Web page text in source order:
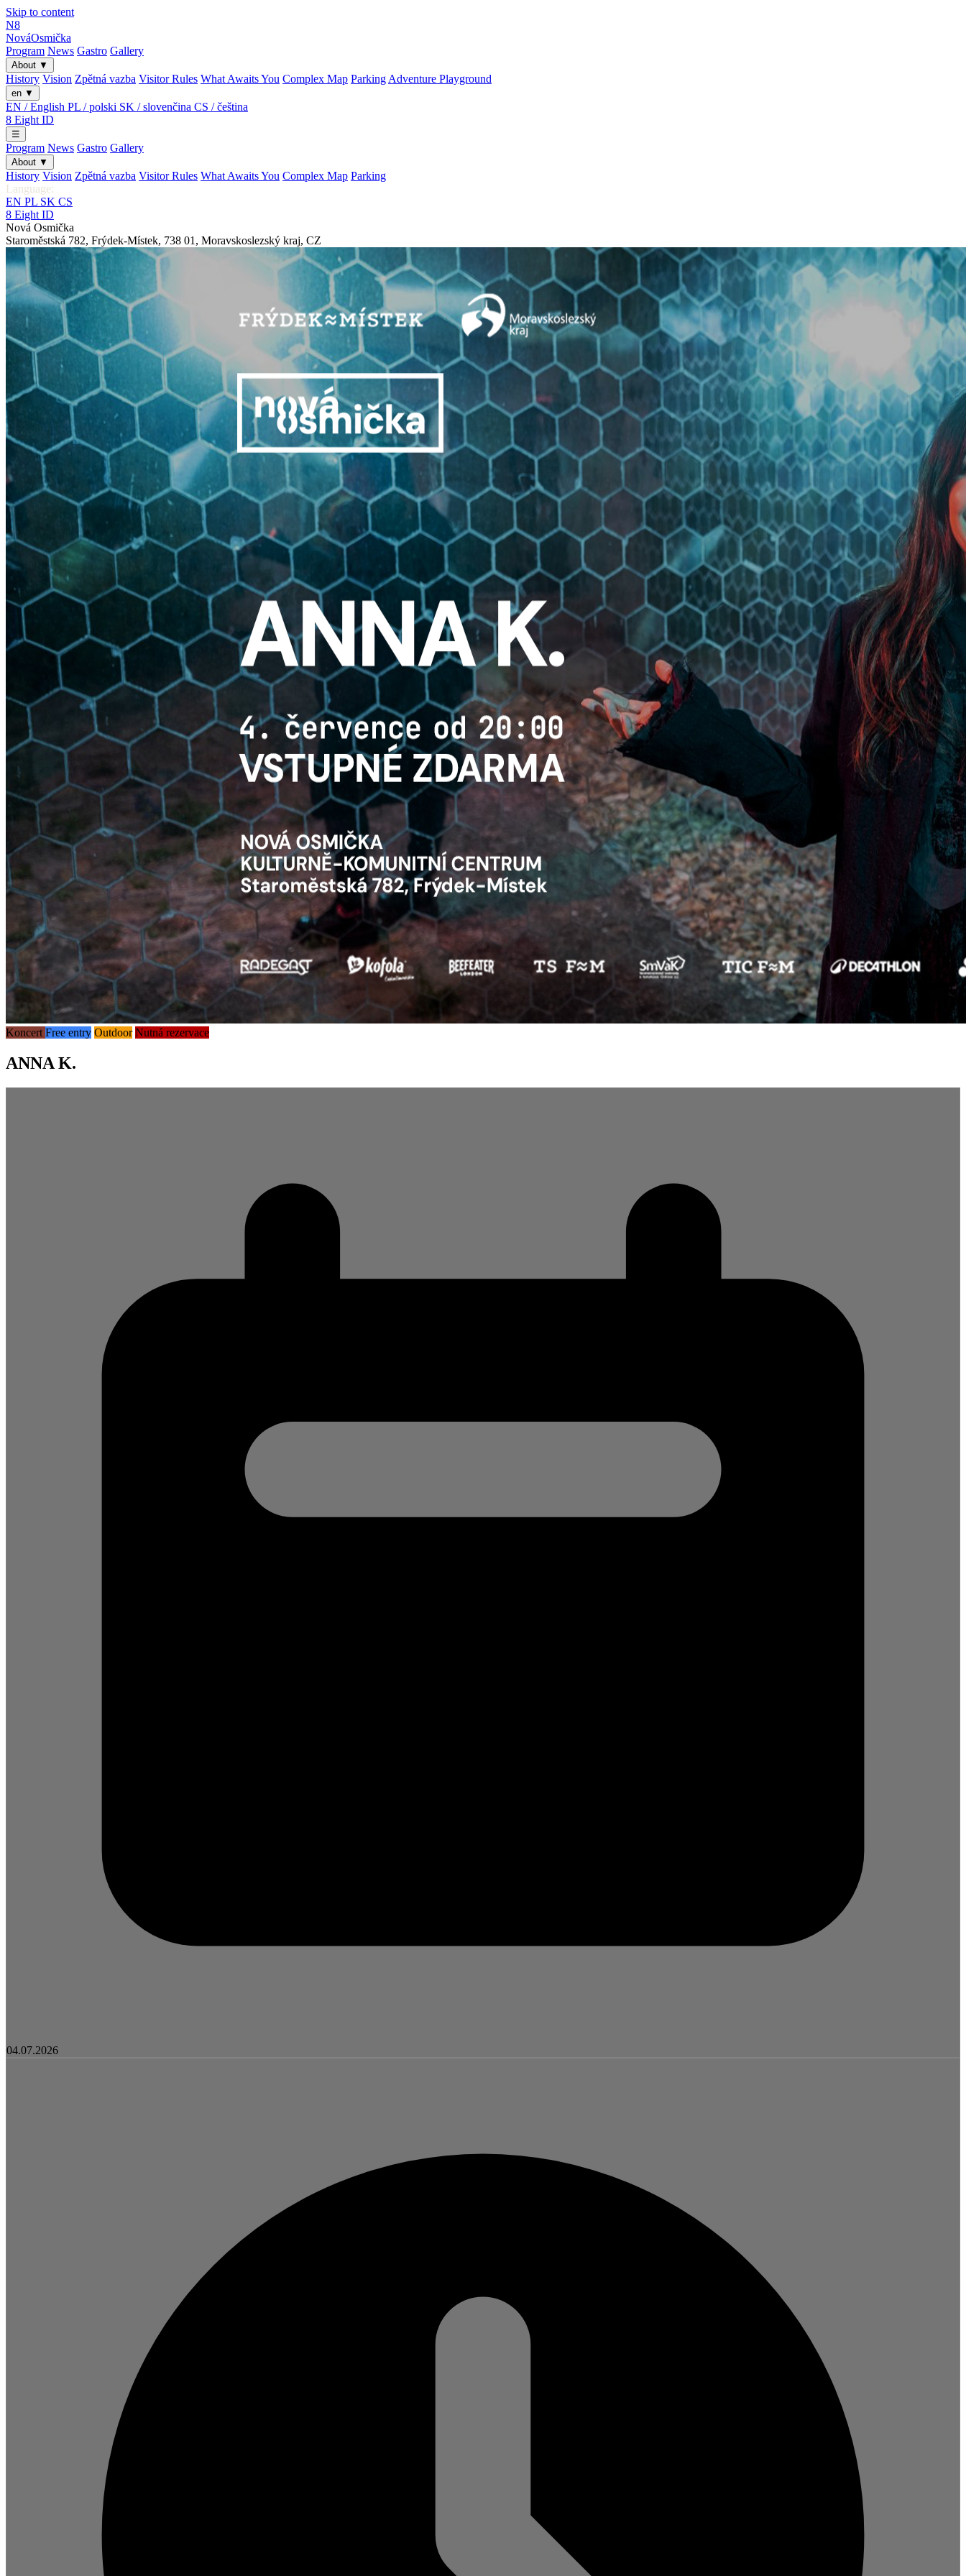
Skip to content
N8
NováOsmička
Program News Gastro Gallery
About ▼
History Vision Zpětná vazba Visitor Rules What Awaits You Complex Map Parking Adventure Playground
en ▼
EN / English PL / polski SK / slovenčina CS / čeština
8 Eight ID
☰
Program News Gastro Gallery
About ▼
History Vision Zpětná vazba Visitor Rules What Awaits You Complex Map Parking
Language:
EN PL SK CS
8 Eight ID
Nová Osmička
Staroměstská 782, Frýdek-Místek, 738 01 , Moravskoslezský kraj, CZ
Koncert Free entry Outdoor Nutná rezervace
ANNA K.
04.07.2026